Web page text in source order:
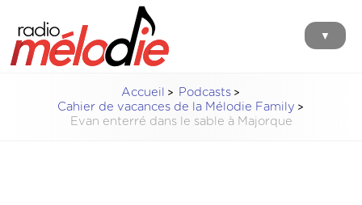
▼
Accueil
Podcasts
Cahier de vacances de la Mélodie Family
Evan enterré dans le sable à Majorque